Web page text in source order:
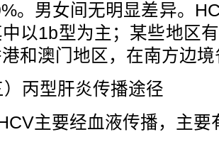
。男女间无明显差异。
以1b型为主；某些地区
和澳门地区，在南方边
型肝炎传播途径
主要经血液传播，主要